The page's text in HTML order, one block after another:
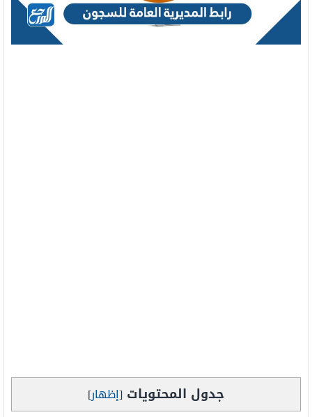
جدول المحتويات [إظهار]